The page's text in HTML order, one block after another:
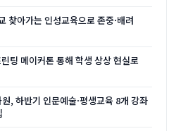
찾아가는 인성교육으로 존중·배려
팅 메이커톤 통해 학생 상상 현실로
, 하반기 인문예술·평생교육 8개 강좌